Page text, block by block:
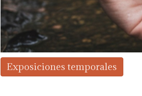
Exposiciones temporales